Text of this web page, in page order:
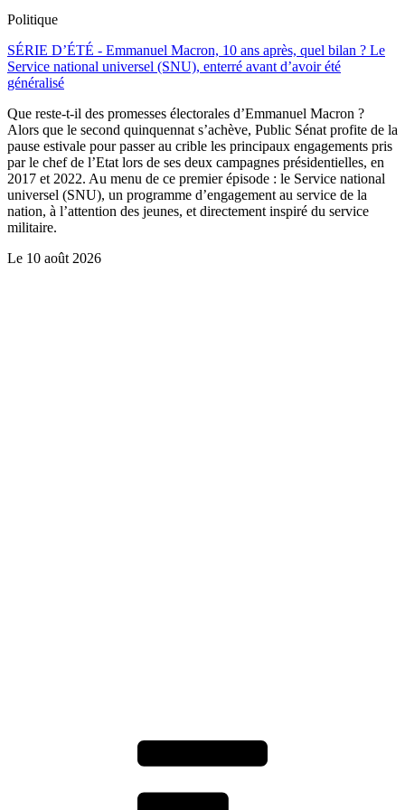
Politique
SÉRIE D’ÉTÉ - Emmanuel Macron, 10 ans après, quel bilan ? Le
Service national universel (SNU), enterré avant d’avoir été
généralisé
Que reste-t-il des promesses électorales d’Emmanuel Macron ?
Alors que le second quinquennat s’achève, Public Sénat profite de la
pause estivale pour passer au crible les principaux engagements pris
par le chef de l’Etat lors de ses deux campagnes présidentielles, en
2017 et 2022. Au menu de ce premier épisode : le Service national
universel (SNU), un programme d’engagement au service de la
nation, à l’attention des jeunes, et directement inspiré du service
militaire.
Le 10 août 2026